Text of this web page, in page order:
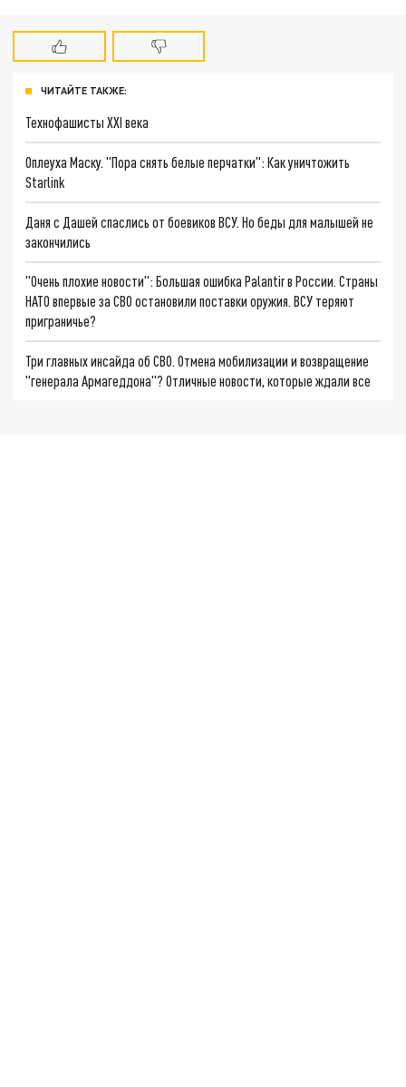
ЧИТАЙТЕ ТАКЖЕ:
Технофашисты XXI века
Оплеуха Маску. "Пора снять белые перчатки": Как уничтожить
Starlink
Даня с Дашей спаслись от боевиков ВСУ. Но беды для малышей не
закончились
"Очень плохие новости": Большая ошибка Palantir в России. Страны
НАТО впервые за СВО остановили поставки оружия. ВСУ теряют
приграничье?
Три главных инсайда об СВО. Отмена мобилизации и возвращение
"генерала Армагеддона"? Отличные новости, которые ждали все